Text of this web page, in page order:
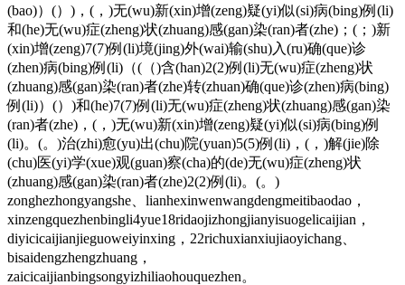
(bao)）(）)，(，)无(wu)新(xin)增(zeng)疑(yi)似(si)病(bing)例(li)
和(he)无(wu)症(zheng)状(zhuang)感(gan)染(ran)者(zhe)；(；)新
(xin)增(zeng)7(7)例(li)境(jing)外(wai)输(shu)入(ru)确(que)诊
(zhen)病(bing)例(li)（(（)含(han)2(2)例(li)无(wu)症(zheng)状
(zhuang)感(gan)染(ran)者(zhe)转(zhuan)确(que)诊(zhen)病(bing)
例(li)）(）)和(he)7(7)例(li)无(wu)症(zheng)状(zhuang)感(gan)染
(ran)者(zhe)，(，)无(wu)新(xin)增(zeng)疑(yi)似(si)病(bing)例
(li)。(。)治(zhi)愈(yu)出(chu)院(yuan)5(5)例(li)，(，)解(jie)除
(chu)医(yi)学(xue)观(guan)察(cha)的(de)无(wu)症(zheng)状
(zhuang)感(gan)染(ran)者(zhe)2(2)例(li)。(。)
zonghezhongyangshe、lianhexinwenwangdengmeitibaodao，
xinzengquezhenbingli4yue18ridaojizhongjianyisuogelicaijian，
diyicicaijianjieguoweiyinxing，22richuxianxiujiaoyichang、
bisaidengzhengzhuang，
zaicicaijianbingsongyizhiliaohouquezhen。